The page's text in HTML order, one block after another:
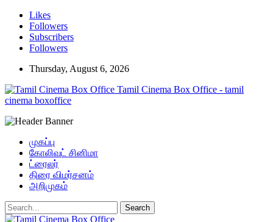
Likes
Followers
Subscribers
Followers
Thursday, August 6, 2026
Tamil Cinema Box Office - tamil
cinema boxoffice
முகப்பு
கோலிவுட் சினிமா
ட்ரைலர்
திரை விமர்சனம்
அறிமுகம்